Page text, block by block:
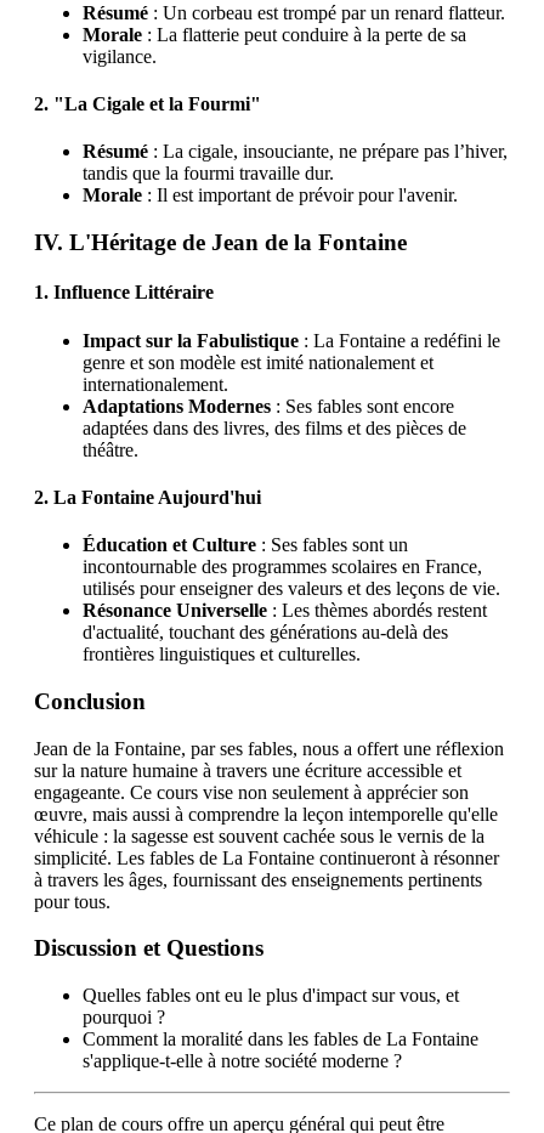
Résumé : Un corbeau est trompé par un renard flatteur.
Morale : La flatterie peut conduire à la perte de sa
vigilance.
2. "La Cigale et la Fourmi"
Résumé : La cigale, insouciante, ne prépare pas l’hiver,
tandis que la fourmi travaille dur.
Morale : Il est important de prévoir pour l'avenir.
IV. L'Héritage de Jean de la Fontaine
1. Influence Littéraire
Impact sur la Fabulistique : La Fontaine a redéfini le
genre et son modèle est imité nationalement et
internationalement.
Adaptations Modernes : Ses fables sont encore
adaptées dans des livres, des films et des pièces de
théâtre.
2. La Fontaine Aujourd'hui
Éducation et Culture : Ses fables sont un
incontournable des programmes scolaires en France,
utilisés pour enseigner des valeurs et des leçons de vie.
Résonance Universelle : Les thèmes abordés restent
d'actualité, touchant des générations au-delà des
frontières linguistiques et culturelles.
Conclusion
Jean de la Fontaine, par ses fables, nous a offert une réflexion
sur la nature humaine à travers une écriture accessible et
engageante. Ce cours vise non seulement à apprécier son
œuvre, mais aussi à comprendre la leçon intemporelle qu'elle
véhicule : la sagesse est souvent cachée sous le vernis de la
simplicité. Les fables de La Fontaine continueront à résonner
à travers les âges, fournissant des enseignements pertinents
pour tous.
Discussion et Questions
Quelles fables ont eu le plus d'impact sur vous, et
pourquoi ?
Comment la moralité dans les fables de La Fontaine
s'applique-t-elle à notre société moderne ?
Ce plan de cours offre un aperçu général qui peut être